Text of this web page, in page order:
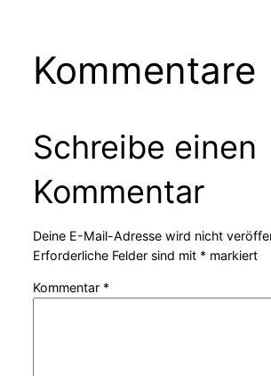
Kommentare
Schreibe einen
Kommentar
Deine E-Mail-Adresse wird nicht
Erforderliche Felder sind mit *markiert
Kommentar *